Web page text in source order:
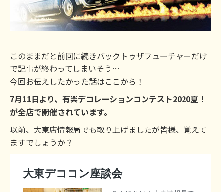
このままだと前回に続きバックトゥザフューチャーだけ
で記事が終わってしまいそう…
今回お伝えしたかった話はここから！
7月11日より、有楽デコレーションコンテスト2020夏！
が全店で開催されています。
以前、大東店情報局でも取り上げましたが皆様、覚えて
ますでしょうか？